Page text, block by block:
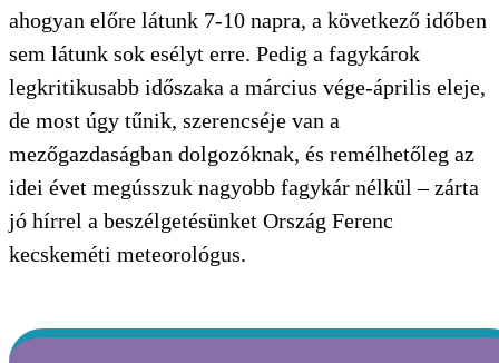
ahogyan előre látunk 7-10 napra, a következő időben
sem látunk sok esélyt erre. Pedig a fagykárok
legkritikusabb időszaka a március vége-április eleje,
de most úgy tűnik, szerencséje van a
mezőgazdaságban dolgozóknak, és remélhetőleg az
idei évet megússzuk nagyobb fagykár nélkül – zárta
jó hírrel a beszélgetésünket Ország Ferenc
kecskeméti meteorológus.